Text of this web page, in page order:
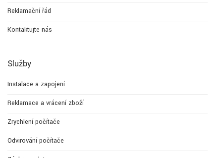
Reklamační řád
Kontaktujte nás
Služby
Instalace a zapojení
Reklamace a vrácení zboží
Zrychlení počítače
Odvirování počítače